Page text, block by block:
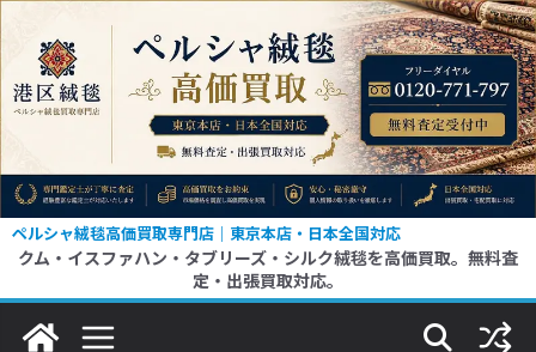
テ
へ
ス
ッ
ペルシャ絨毯高価買取専門店｜東京本店・日本全国対応
クム・イスファハン・タブリーズ・シルク絨毯を高価買取。無料査
定・出張買取対応。